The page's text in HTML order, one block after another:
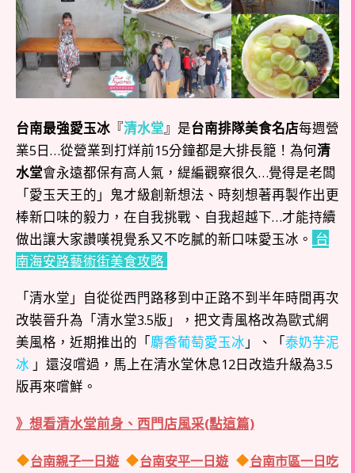
台南最強愛玉冰 『清水堂』是台南排隊美食名店每週營
業5日…從營業到打烊前15分鐘都是大排長籠！為何清
水堂會永遠都保有高人氣，緹編觀察很久…覺得是老闆
「愛玉天王的」鬼才級創新想法、時刻想著再製作出更
棒新口味的毅力，在自我挑戰、自我超越下…才能持續
做出讓大家讚嘆視覺系又不吃膩的新口味愛玉冰。 台
南海安路藝術街美食攻略
「清水堂」自從從西門路移到中正路不到半年時間再次
改裝晉升為「清水堂3.5版」，把文青風格改為歐式網
美風格，近期推出的「麝香葡萄愛玉冰 」、「泰奶芋泥
冰 」還沒嚐過，馬上在清水堂休息12日改造升級為3.5
版再來嚐鮮。
》想看清水堂前身、西門店風采(點這篇)
台南親子一日遊 台南安平一日遊
台南市區一日吃